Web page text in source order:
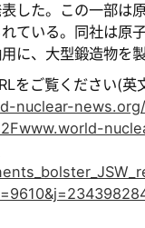
した。この一部は
ている。同社は原
に、大型鍛造物を
をご覧ください(英
nuclear-